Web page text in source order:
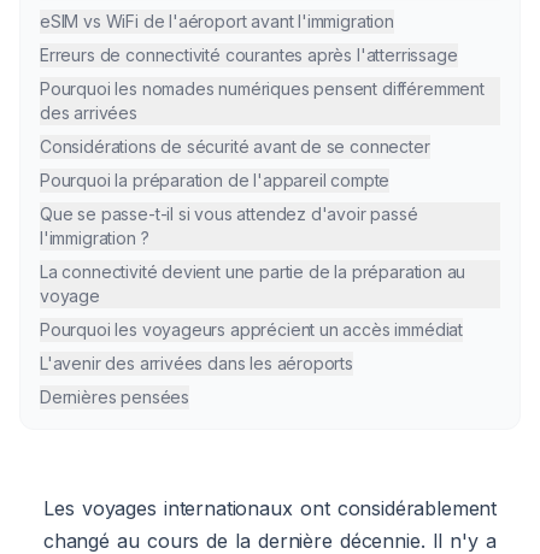
eSIM vs WiFi de l'aéroport avant l'immigration
Erreurs de connectivité courantes après l'atterrissage
Pourquoi les nomades numériques pensent différemment
des arrivées
Considérations de sécurité avant de se connecter
Pourquoi la préparation de l'appareil compte
Que se passe-t-il si vous attendez d'avoir passé
l'immigration ?
La connectivité devient une partie de la préparation au
voyage
Pourquoi les voyageurs apprécient un accès immédiat
L'avenir des arrivées dans les aéroports
Dernières pensées
Les voyages internationaux ont considérablement
changé au cours de la dernière décennie. Il n'y a